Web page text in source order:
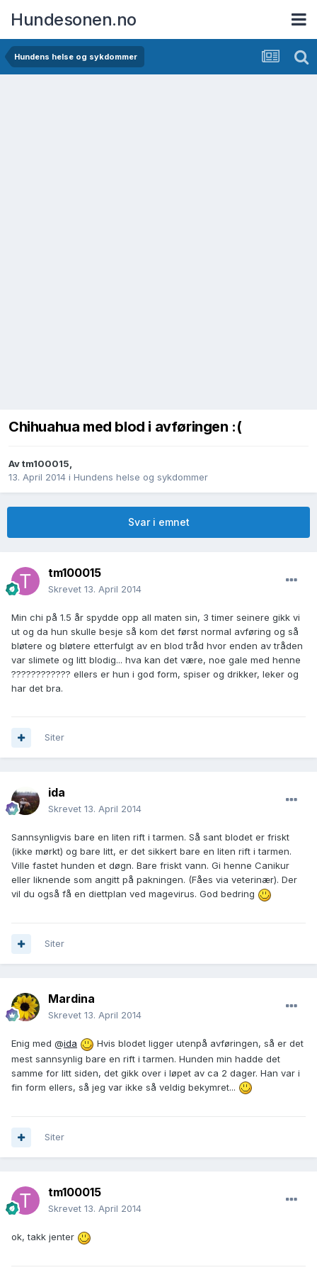
Hundesonen.no
Hundens helse og sykdommer
Chihuahua med blod i avføringen :(
Avtm100015,
13. April 2014 i Hundens helse og sykdommer
Svar i emnet
tm100015
Skrevet 13. April 2014
Min chi på 1.5 år spydde opp all maten sin, 3 timer seinere gikk vi
ut og da hun skulle besje så kom det først normal avføring og så
bløtere og bløtere etterfulgt av en blod tråd hvor enden av tråden
var slimete og litt blodig... hva kan det være, noe gale med henne
???????????? ellers er hun i god form, spiser og drikker, leker og
har det bra.
Siter
ida
Skrevet 13. April 2014
Sannsynligvis bare en liten rift i tarmen. Så sant blodet er friskt
(ikke mørkt) og bare litt, er det sikkert bare en liten rift i tarmen.
Ville fastet hunden et døgn. Bare friskt vann. Gi henne Canikur
eller liknende som angitt på pakningen. (Fåes via veterinær). Der
vil du også få en diettplan ved magevirus. God bedring
Siter
Mardina
Skrevet 13. April 2014
Enig med @ida
Hvis blodet ligger utenpå avføringen, så er det
mest sannsynlig bare en rift i tarmen. Hunden min hadde det
samme for litt siden, det gikk over i løpet av ca 2 dager. Han var i
fin form ellers, så jeg var ikke så veldig bekymret...
Siter
tm100015
Skrevet 13. April 2014
ok, takk jenter